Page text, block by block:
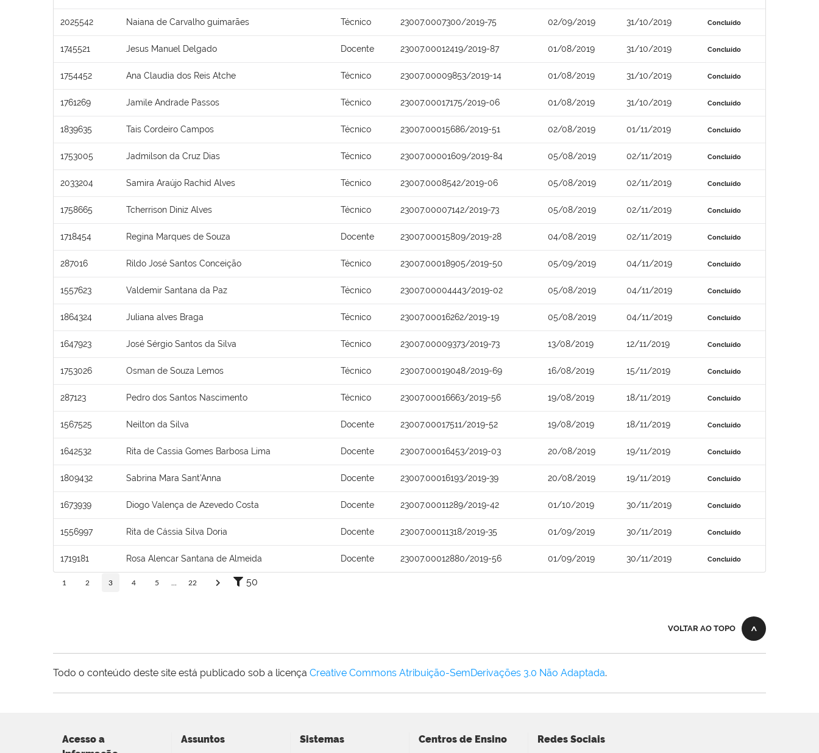
2025542 Naiana de Carvalho guimarães Técnico 23007.0007300/2019-75 02/09/2019 31/10/2019 Concluído
1745521 Jesus Manuel Delgado Docente 23007.00012419/2019-87 01/08/2019 31/10/2019 Concluído
1754452 Ana Claudia dos Reis Atche Técnico 23007.00009853/2019-14 01/08/2019 31/10/2019 Concluído
1761269 Jamile Andrade Passos Técnico 23007.00017175/2019-06 01/08/2019 31/10/2019 Concluído
1839635 Tais Cordeiro Campos Técnico 23007.00015686/2019-51 02/08/2019 01/11/2019 Concluído
1753005 Jadmilson da Cruz Dias Técnico 23007.00001609/2019-84 05/08/2019 02/11/2019 Concluído
2033204 Samira Araújo Rachid Alves Técnico 23007.0008542/2019-06 05/08/2019 02/11/2019 Concluído
1758665 Tcherrison Diniz Alves Técnico 23007.00007142/2019-73 05/08/2019 02/11/2019 Concluído
1718454 Regina Marques de Souza Docente 23007.00015809/2019-28 04/08/2019 02/11/2019 Concluído
287016 Rildo José Santos Conceição Técnico 23007.00018905/2019-50 05/09/2019 04/11/2019 Concluído
1557623 Valdemir Santana da Paz Técnico 23007.00004443/2019-02 05/08/2019 04/11/2019 Concluído
1864324 Juliana alves Braga Técnico 23007.00016262/2019-19 05/08/2019 04/11/2019 Concluído
1647923 José Sérgio Santos da Silva Técnico 23007.00009373/2019-73 13/08/2019 12/11/2019 Concluído
1753026 Osman de Souza Lemos Técnico 23007.00019048/2019-69 16/08/2019 15/11/2019 Concluído
287123 Pedro dos Santos Nascimento Técnico 23007.00016663/2019-56 19/08/2019 18/11/2019 Concluído
1567525 Neilton da Silva Docente 23007.00017511/2019-52 19/08/2019 18/11/2019 Concluído
1642532 Rita de Cassia Gomes Barbosa Lima Docente 23007.00016453/2019-03 20/08/2019 19/11/2019 Concluído
1809432 Sabrina Mara Sant’Anna Docente 23007.00016193/2019-39 20/08/2019 19/11/2019 Concluído
1673939 Diogo Valença de Azevedo Costa Docente 23007.00011289/2019-42 01/10/2019 30/11/2019 Concluído
1556997 Rita de Cássia Silva Doria Docente 23007.00011318/2019-35 01/09/2019 30/11/2019 Concluído
1719181 Rosa Alencar Santana de Almeida Docente 23007.00012880/2019-56 01/09/2019 30/11/2019 Concluído
1 2 3 4 5 22 50
VOLTAR AO TOPO
Todo o conteúdo deste site está publicado sob a licença Creative Commons Atribuição-SemDerivações 3.0 Não Adaptada.
Acesso a
Assuntos Sistemas Centros de Ensino Redes Sociais